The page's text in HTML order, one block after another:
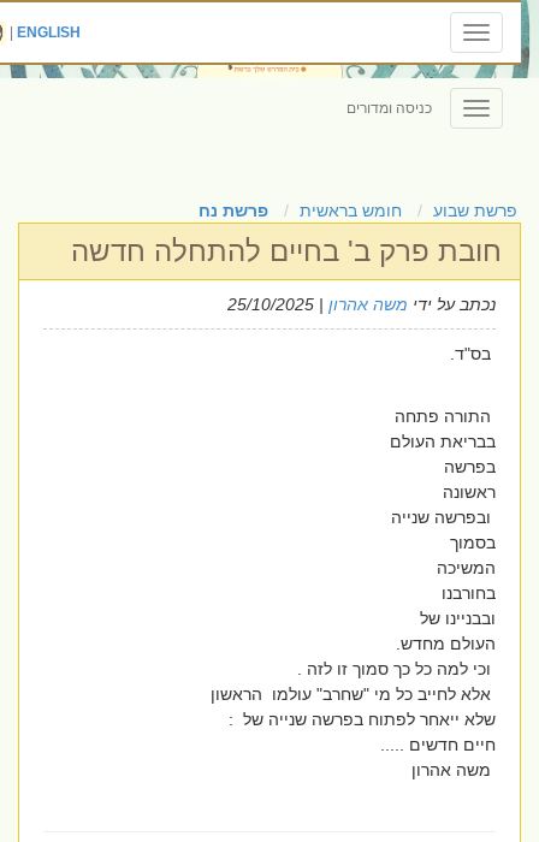
Toggle
navigation
ENGLISH
|
Toggle
navigation
כניסה ומדורים
פרשת שבוע חומש בראשית פרשת נח
חובת פרק ב' בחיים להתחלה חדשה
נכתב על ידימשה אהרון| 25/10/2025
בס"ד.
התורה פתחה
בבריאת העולם
בפרשה
ראשונה
ובפרשה שנייה
בסמוך
המשיכה
בחורבנו
ובבניינו של
העולם מחדש.
וכי למה כל כך סמוך זו לזה .
אלא לחייב כל מי "שחרב" עולמו הראשון
שלא ייאחר לפתוח בפרשה שנייה של :
חיים חדשים .....
משה אהרון